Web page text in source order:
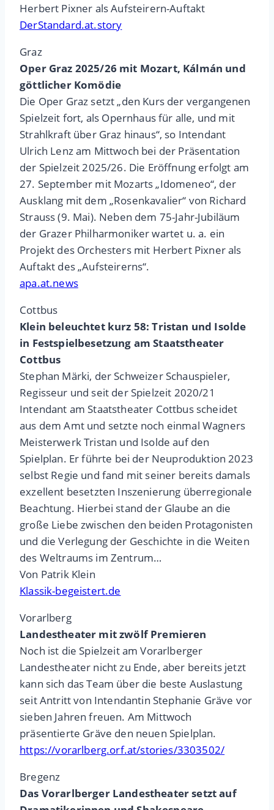
Herbert Pixner als Aufsteirern-Auftakt
DerStandard.at.story
Graz
Oper Graz 2025/26 mit Mozart, Kálmán und
göttlicher Komödie
Die Oper Graz setzt „den Kurs der vergangenen
Spielzeit fort, als Opernhaus für alle, und mit
Strahlkraft über Graz hinaus“, so Intendant
Ulrich Lenz am Mittwoch bei der Präsentation
der Spielzeit 2025/26. Die Eröffnung erfolgt am
27. September mit Mozarts „Idomeneo“, der
Ausklang mit dem „Rosenkavalier“ von Richard
Strauss (9. Mai). Neben dem 75-Jahr-Jubiläum
der Grazer Philharmoniker wartet u. a. ein
Projekt des Orchesters mit Herbert Pixner als
Auftakt des „Aufsteirerns“.
apa.at.news
Cottbus
Klein beleuchtet kurz 58: Tristan und Isolde
in Festspielbesetzung am Staatstheater
Cottbus
Stephan Märki, der Schweizer Schauspieler,
Regisseur und seit der Spielzeit 2020/21
Intendant am Staatstheater Cottbus scheidet
aus dem Amt und setzte noch einmal Wagners
Meisterwerk Tristan und Isolde auf den
Spielplan. Er führte bei der Neuproduktion 2023
selbst Regie und fand mit seiner bereits damals
exzellent besetzten Inszenierung überregionale
Beachtung. Hierbei stand der Glaube an die
große Liebe zwischen den beiden Protagonisten
und die Verlegung der Geschichte in die Weiten
des Weltraums im Zentrum…
Von Patrik Klein
Klassik-begeistert.de
Vorarlberg
Landestheater mit zwölf Premieren
Noch ist die Spielzeit am Vorarlberger
Landestheater nicht zu Ende, aber bereits jetzt
kann sich das Team über die beste Auslastung
seit Antritt von Intendantin Stephanie Gräve vor
sieben Jahren freuen. Am Mittwoch
präsentierte Gräve den neuen Spielplan.
https://vorarlberg.orf.at/stories/3303502/
Bregenz
Das Vorarlberger Landestheater setzt auf